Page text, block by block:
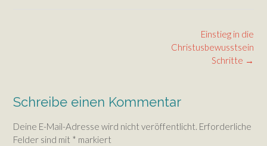
Einstieg in die
Christusbewusstsein
Schritte →
Schreibe einen Kommentar
Deine E-Mail-Adresse wird nicht veröffentlicht. Erforderliche
Felder sind mit * markiert